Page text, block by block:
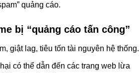
quảng cáo.
bị “quảng cáo tấn công”
giật lag, tiêu tốn tài nguyên hệ thống.
có thể dẫn đến các trang web lừa